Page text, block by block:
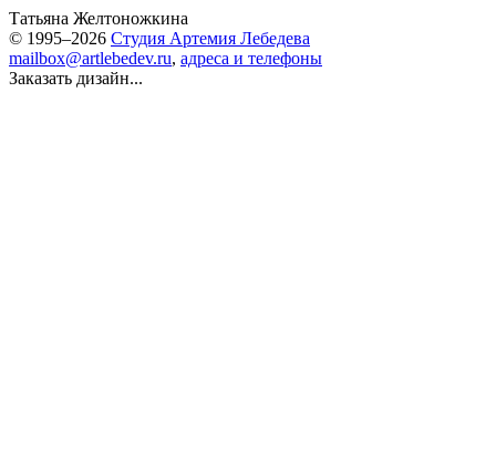
Татьяна Желтоножкина
© 1995–2026 Студия Артемия Лебедева
mailbox@artlebedev.ru, адреса и телефоны
Заказать дизайн...